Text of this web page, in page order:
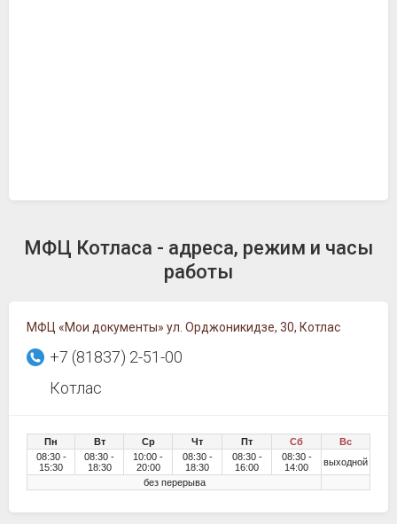
МФЦ Котласа - адреса, режим и часы
работы
МФЦ «Мои документы» ул. Орджоникидзе, 30, Котлас
+7 (81837) 2-51-00
Котлас
Пн Вт Ср Чт Пт Сб
Вс
08:30 -
15:30
08:30 -
18:30
10:00 -
20:00
08:30 -
18:30
08:30 -
16:00
08:30 -
14:00
выходной
без перерыва